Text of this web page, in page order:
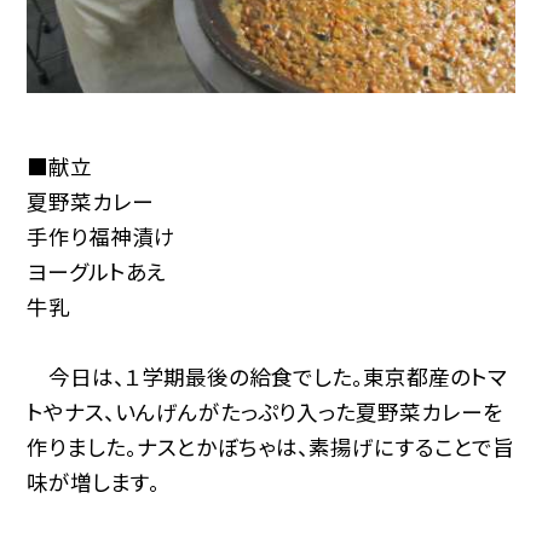
■献立
夏野菜カレー
手作り福神漬け
ヨーグルトあえ
牛乳
今日は、１学期最後の給食でした。東京都産のトマ
トやナス、いんげんがたっぷり入った夏野菜カレーを
作りました。ナスとかぼちゃは、素揚げにすることで旨
味が増します。